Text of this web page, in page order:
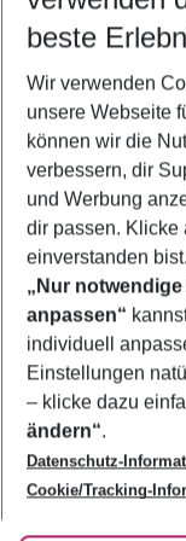
2 Erwachsene
Footer
Footer navigation
Über uns
AGB
Bestpreisgarantie
Cookie-
Cookie-Richtlinie
Agenturbetreuung
Barrierefreies
Folge uns
beste
Wir verwenden
unsere Webseite
können wir die
verbessern, dir
und Werbung
dir passen. Klicke
einverstanden
„Nur
anpassen“
individuell
Einstellungen
– klicke dazu
ändern“.
Datenschutz-
Cookie/Tracking-